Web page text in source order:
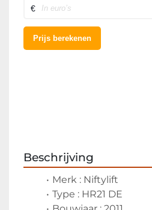
Beschrijving
Merk : Niftylift
Type : HR21 DE